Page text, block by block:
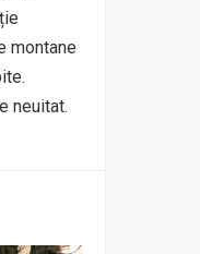
montane
neuitat.